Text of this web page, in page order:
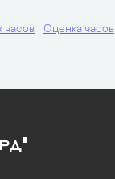
часов Оценка часов